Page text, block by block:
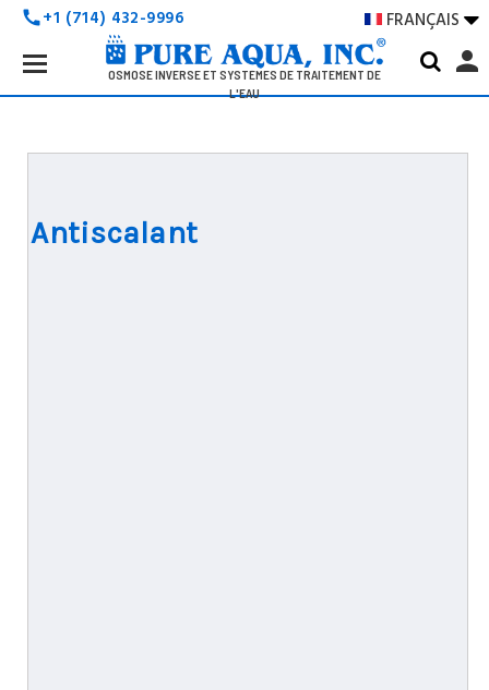
call+1 (714) 432-9996 FRANÇAIS 
OSMOSE INVERSE ET SYSTÈMES DE TRAITEMENT DE
L'EAU
Search
Keyword:
person
Antiscalant